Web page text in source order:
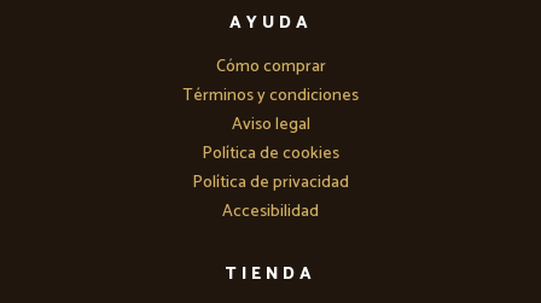
AYUDA
Cómo comprar
Términos y condiciones
Aviso legal
Política de cookies
Política de privacidad
Accesibilidad
TIENDA